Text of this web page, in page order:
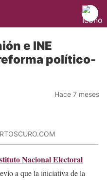
e INE
político-
Hace 7 meses
Nacional Electoral
a que la iniciativa de la